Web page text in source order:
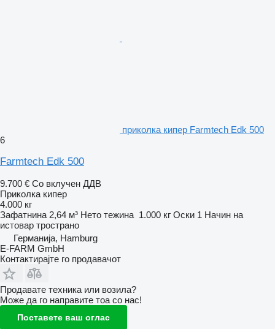
приколка кипер Farmtech Edk 500
6
Farmtech Edk 500
9.700 € Со вклучен ДДВ
Приколка кипер
4.000 кг
Зафатнина 2,64 м³ Нето тежина 1.000 кг Оски 1 Начин на
истовар тространо
Германија, Hamburg
E-FARM GmbH
Контактирајте го продавачот
Продавате техника или возила?
Може да го направите тоа со нас!
Поставете ваш оглас